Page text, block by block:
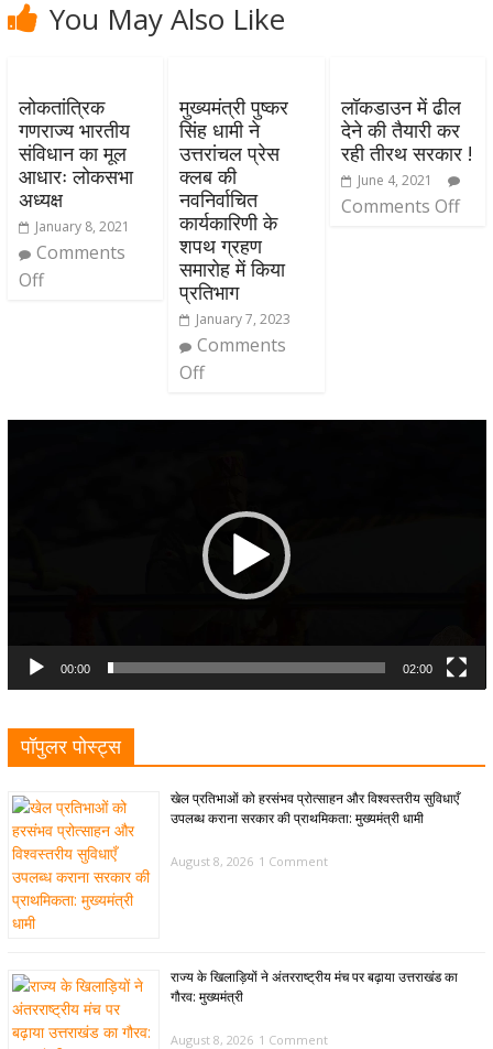
You May Also Like
लोकतांत्रिक
गणराज्य भारतीय
संविधान का मूल
आधारः लोकसभा
अध्यक्ष
January 8, 2021
Comments
Off
मुख्यमंत्री पुष्कर
सिंह धामी ने
उत्तरांचल प्रेस
क्लब की
नवनिर्वाचित
कार्यकारिणी के
शपथ ग्रहण
समारोह में किया
प्रतिभाग
January 7, 2023
Comments
Off
लॉकडाउन में ढील
देने की तैयारी कर
रही तीरथ सरकार !
June 4, 2021
Comments Off
00:00 02:00
पॉपुलर पोस्ट्स
खेल प्रतिभाओं को हरसंभव प्रोत्साहन और विश्वस्तरीय सुविधाएँ
उपलब्ध कराना सरकार की प्राथमिकता: मुख्यमंत्री धामी
August 8, 2026 1 Comment
राज्य के खिलाड़ियों ने अंतरराष्ट्रीय मंच पर बढ़ाया उत्तराखंड का
गौरव: मुख्यमंत्री
August 8, 2026 1 Comment